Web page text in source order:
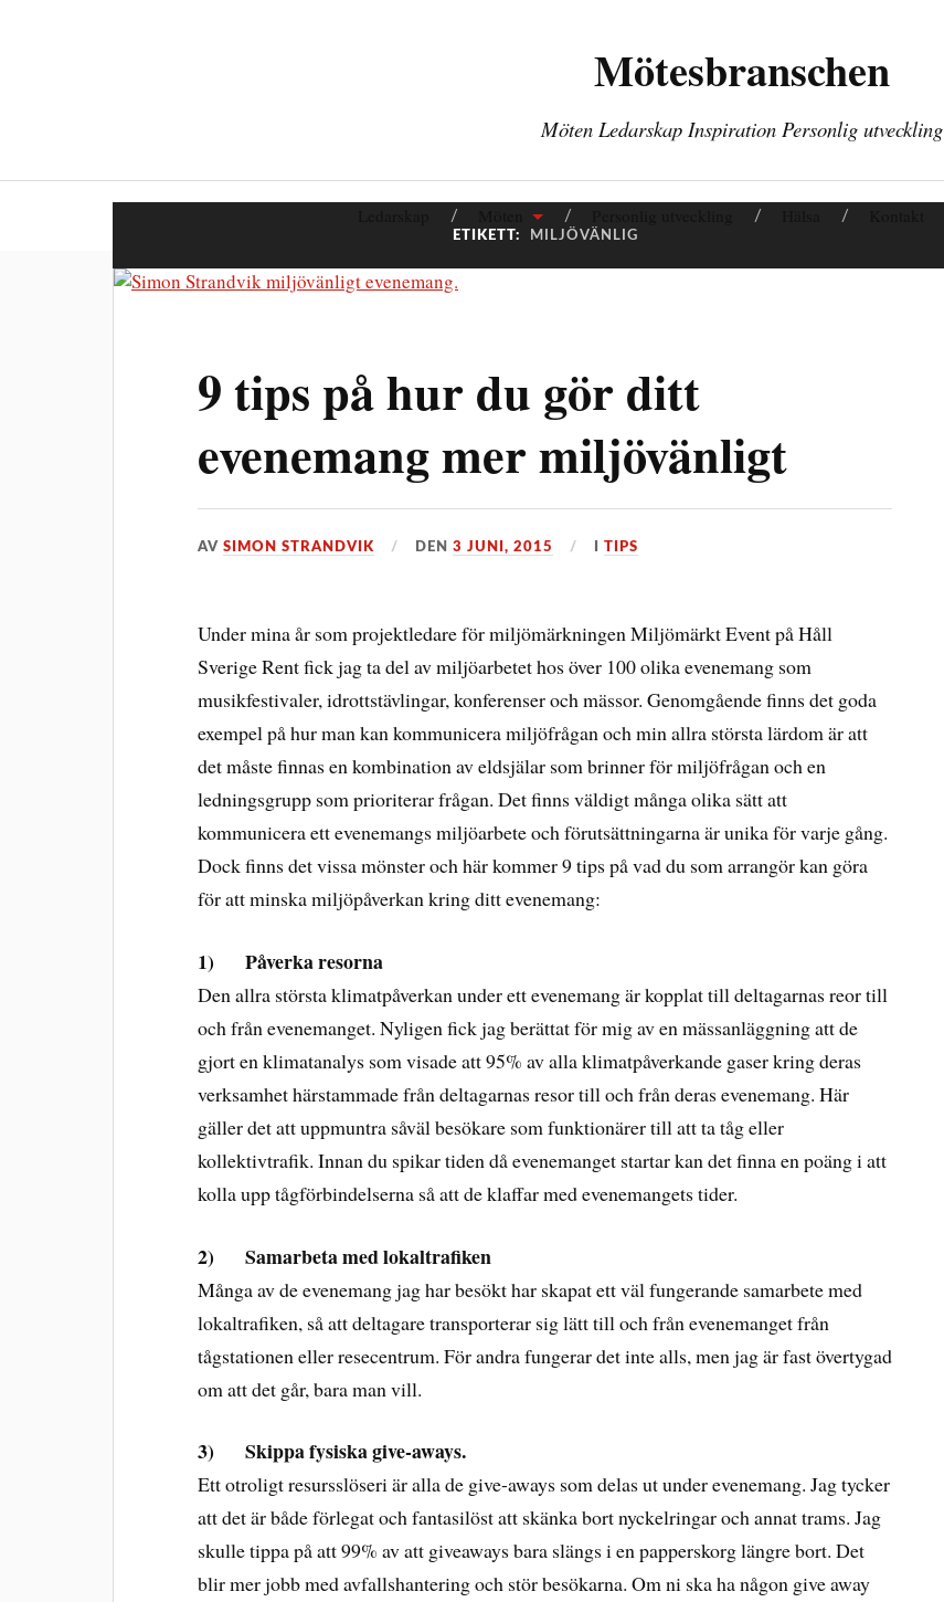
Mötesbranschen
Möten Ledarskap Inspiration Personlig utveckling
ETIKETT: MILJÖVÄNLIG
9 tips på hur du gör ditt
evenemang mer miljövänligt
AVSIMON STRANDVIK DEN3 JUNI, 2015 ITIPS
Under mina år som projektledare för miljömärkningen Miljömärkt Event på Håll
Sverige Rent fick jag ta del av miljöarbetet hos över 100 olika evenemang som
musikfestivaler, idrottstävlingar, konferenser och mässor. Genomgående finns det goda
exempel på hur man kan kommunicera miljöfrågan och min allra största lärdom är att
det måste finnas en kombination av eldsjälar som brinner för miljöfrågan och en
ledningsgrupp som prioriterar frågan. Det finns väldigt många olika sätt att
kommunicera ett evenemangs miljöarbete och förutsättningarna är unika för varje gång.
Dock finns det vissa mönster och här kommer 9 tips på vad du som arrangör kan göra
för att minska miljöpåverkan kring ditt evenemang:
1) Påverka resorna
Den allra största klimatpåverkan under ett evenemang är kopplat till deltagarnas reor till
och från evenemanget. Nyligen fick jag berättat för mig av en mässanläggning att de
gjort en klimatanalys som visade att 95% av alla klimatpåverkande gaser kring deras
verksamhet härstammade från deltagarnas resor till och från deras evenemang. Här
gäller det att uppmuntra såväl besökare som funktionärer till att ta tåg eller
kollektivtrafik. Innan du spikar tiden då evenemanget startar kan det finna en poäng i att
kolla upp tågförbindelserna så att de klaffar med evenemangets tider.
2) Samarbeta med lokaltrafiken
Många av de evenemang jag har besökt har skapat ett väl fungerande samarbete med
lokaltrafiken, så att deltagare transporterar sig lätt till och från evenemanget från
tågstationen eller resecentrum. För andra fungerar det inte alls, men jag är fast övertygad
om att det går, bara man vill.
3) Skippa fysiska give-aways.
Ett otroligt resursslöseri är alla de give-aways som delas ut under evenemang. Jag tycker
att det är både förlegat och fantasilöst att skänka bort nyckelringar och annat trams. Jag
skulle tippa på att 99% av att giveaways bara slängs i en papperskorg längre bort. Det
blir mer jobb med avfallshantering och stör besökarna. Om ni ska ha någon give away